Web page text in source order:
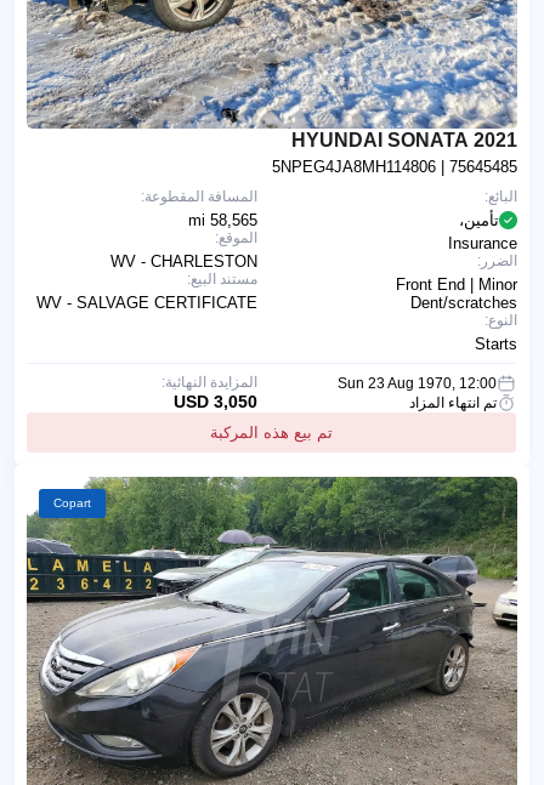
2021 HYUNDAI SONATA
5NPEG4JA8MH114806 | 75645485
المسافة المقطوعة:
58,565 mi
الموقع:
WV - CHARLESTON
مستند البيع:
WV - SALVAGE CERTIFICATE
البائع:
تأمين،
Insurance
الضرر:
Front End | Minor
Dent/scratches
النوع:
Starts
Sun 23 Aug 1970, 12:00
تم انتهاء المزاد
تم بيع هذه المركبة
المزايدة النهائية:
3,050 USD
Copart